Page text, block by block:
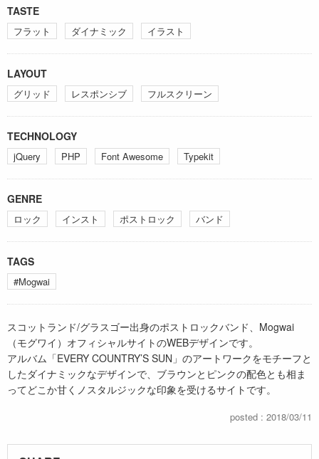
TASTE
フラット ダイナミック イラスト
LAYOUT
グリッド レスポンシブ フルスクリーン
TECHNOLOGY
jQuery PHP Font Awesome Typekit
GENRE
ロック インスト ポストロック バンド
TAGS
#Mogwai
スコットランド/グラスゴー出身のポストロックバンド、Mogwai
（モグワイ）オフィシャルサイトのWEBデザインです。
アルバム「EVERY COUNTRY’S SUN」のアートワークをモチーフと
したダイナミックなデザインで、ブラウンとピンクの配色とも相ま
ってどこか甘くノスタルジックな印象を受けるサイトです。
posted : 2018/03/11